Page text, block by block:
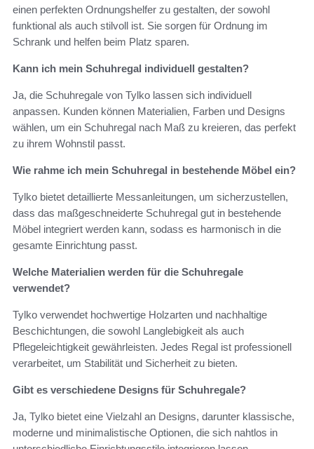
einen perfekten Ordnungshelfer zu gestalten, der sowohl
funktional als auch stilvoll ist. Sie sorgen für Ordnung im
Schrank und helfen beim Platz sparen.
Kann ich mein Schuhregal individuell gestalten?
Ja, die Schuhregale von Tylko lassen sich individuell
anpassen. Kunden können Materialien, Farben und Designs
wählen, um ein Schuhregal nach Maß zu kreieren, das perfekt
zu ihrem Wohnstil passt.
Wie rahme ich mein Schuhregal in bestehende Möbel ein?
Tylko bietet detaillierte Messanleitungen, um sicherzustellen,
dass das maßgeschneiderte Schuhregal gut in bestehende
Möbel integriert werden kann, sodass es harmonisch in die
gesamte Einrichtung passt.
Welche Materialien werden für die Schuhregale
verwendet?
Tylko verwendet hochwertige Holzarten und nachhaltige
Beschichtungen, die sowohl Langlebigkeit als auch
Pflegeleichtigkeit gewährleisten. Jedes Regal ist professionell
verarbeitet, um Stabilität und Sicherheit zu bieten.
Gibt es verschiedene Designs für Schuhregale?
Ja, Tylko bietet eine Vielzahl an Designs, darunter klassische,
moderne und minimalistische Optionen, die sich nahtlos in